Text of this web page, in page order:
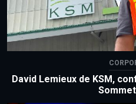
David Lemieux de KSM,